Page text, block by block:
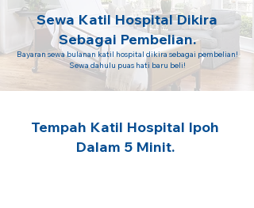
Sewa Katil Hospital Dikira
Sebagai Pembelian.
Bayaran sewa bulanan katil hospital dikira sebagai pembelian!
Sewa dahulu puas hati baru beli!
Tempah Katil Hospital Ipoh
Dalam 5 Minit.